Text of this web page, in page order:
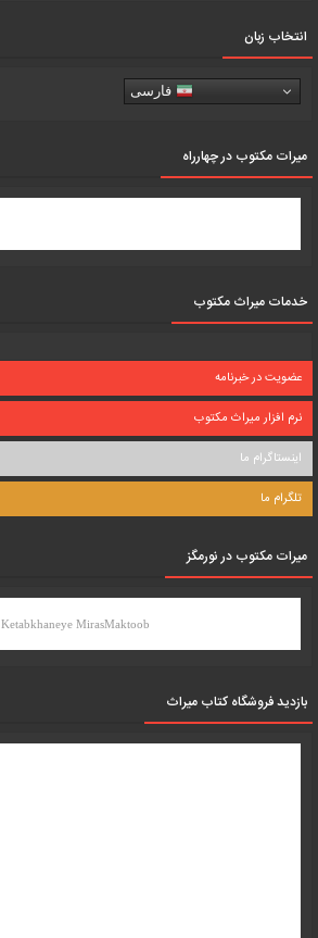
انتخاب زبان
فارسی
میرات مکتوب در چهارراه
خدمات میراث مکتوب
عضویت در خبرنامه
نرم افزار میراث مکتوب
اینستاگرام ما
تلگرام ما
میرات مکتوب در نورمگز
Ketabkhaneye MirasMaktoob
بازدید فروشگاه کتاب میراث